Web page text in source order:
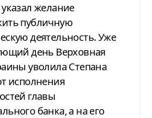
желание
публичную
деятельность. Уже
день Верховная
уволила Степана
исполнения
главы
банка, а на его